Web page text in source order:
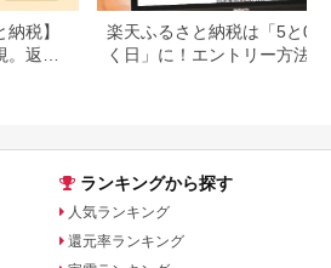
税】
返礼
楽天ふるさと納税は「5と0
く日」に！エントリー方法や
ランキングから探す
人気ランキング
還元率ランキング